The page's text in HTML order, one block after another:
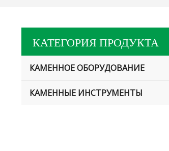
КАТЕГОРИЯ ПРОДУКТА
КАМЕННОЕ ОБОРУДОВАНИЕ
КАМЕННЫЕ ИНСТРУМЕНТЫ